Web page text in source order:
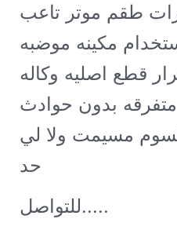
طقم موتر تاعب
مكينه موضبه
قطع اصليه وكاله
بدون حوادث
مسيمت ولا لي
حد
للتواصل.....